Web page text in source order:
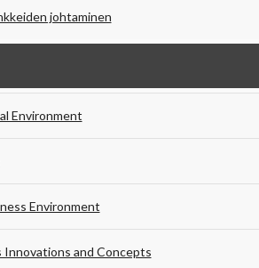
johtaminen
Environment
Environment
Innovations and Concepts